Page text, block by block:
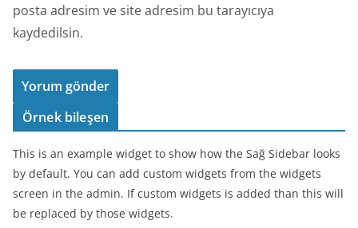
posta adresim ve site adresim bu tarayıcıya
kaydedilsin.
Örnek bileşen
This is an example widget to show how the Sağ Sidebar looks
by default. You can add custom widgets from the widgets
screen in the admin. If custom widgets is added than this will
be replaced by those widgets.